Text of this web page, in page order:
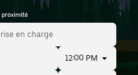
par les SUV, vous trouverez
aux voyageurs en solo et
jusqu'à sept personnes.
l'emplacement (par
de Gaulle Airport) pour
de location à proximité.
proximité
en charge
12:00 PM